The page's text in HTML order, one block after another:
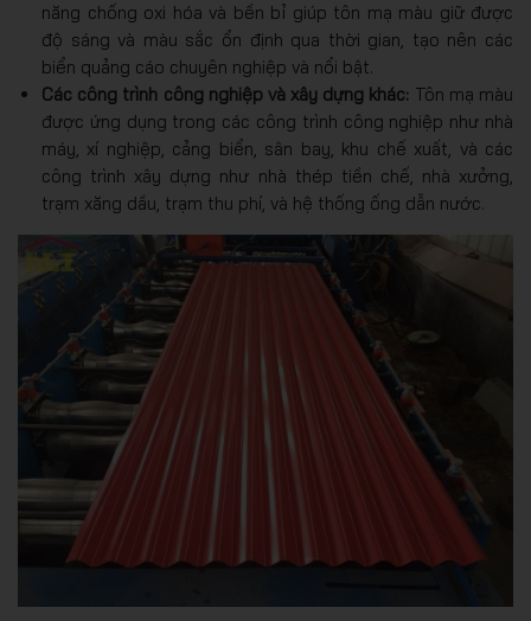
năng chống oxi hóa và bền bỉ giúp tôn mạ màu giữ được
độ sáng và màu sắc ổn định qua thời gian, tạo nên các
biển quảng cáo chuyên nghiệp và nổi bật.
Các công trình công nghiệp và xây dựng khác: Tôn mạ màu
được ứng dụng trong các công trình công nghiệp như nhà
máy, xí nghiệp, cảng biển, sân bay, khu chế xuất, và các
công trình xây dựng như nhà thép tiền chế, nhà xưởng,
trạm xăng dầu, trạm thu phí, và hệ thống ống dẫn nước.